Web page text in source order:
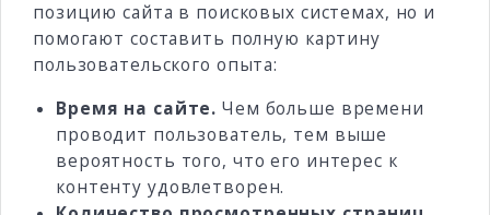
позицию сайта в поисковых системах, но и
помогают составить полную картину
пользовательского опыта:
Время на сайте. Чем больше времени
проводит пользователь, тем выше
вероятность того, что его интерес к
контенту удовлетворен.